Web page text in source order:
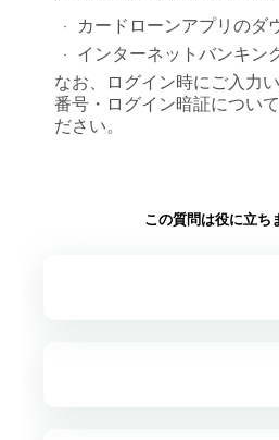
・ カードローンアプリのダ
・ インターネットバンキン
なお、ログイン時にご入力
番号・ログイン暗証について
ださい。
この質問は役に立ち